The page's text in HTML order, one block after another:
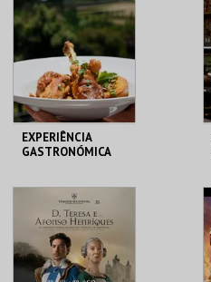
MAIS INFO
COMPRAR
EXPERIÊNCIA
GASTRONÓMICA
MOURISCA
RESTAURANTE
MAIS INFO